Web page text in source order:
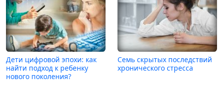
Дети цифровой эпохи: как
найти подход к ребенку
нового поколения?
Семь скрытых последствий
хронического стресса